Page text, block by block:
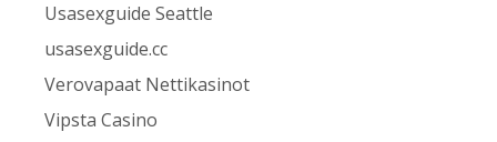
Usasexguide Seattle
usasexguide.cc
Verovapaat Nettikasinot
Vipsta Casino